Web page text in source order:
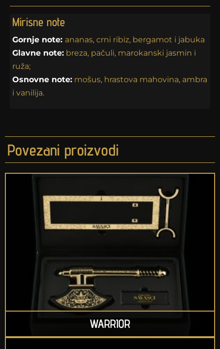
Mirisne note
Gornje note: ananas, crni ribiz, bergamot i jabuka
Glavne note: breza, pačuli, marokanski jasmin i
ruža;
Osnovne note: mošus, hrastova mahovina, ambra
i vanilija.
Povezani proizvodi
WARRIOR